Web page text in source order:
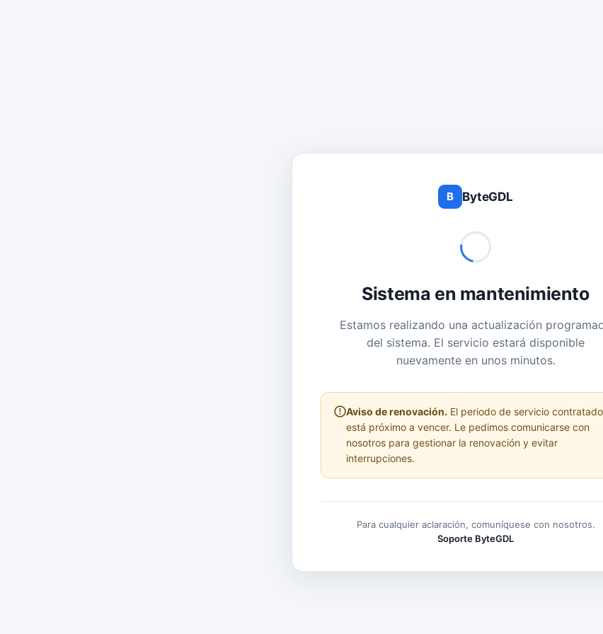
B ByteGDL
Sistema en mantenimiento
Estamos realizando una actualización
del sistema. El servicio estará disponible
nuevamente en unos minutos.
Aviso de renovación. El periodo de servicio contratado
está próximo a vencer. Le pedimos comunicarse con
nosotros para gestionar la renovación y evitar
interrupciones.
Para cualquier aclaración, comuníquese con nosotros.
Soporte ByteGDL